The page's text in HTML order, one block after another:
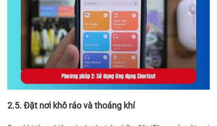
2.5. Đặt nơi khô ráo và thoáng khí